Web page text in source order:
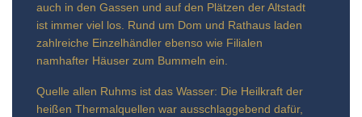
auch in den Gassen und auf den Plätzen der Altstadt
ist immer viel los. Rund um Dom und Rathaus laden
zahlreiche Einzelhändler ebenso wie Filialen
namhafter Häuser zum Bummeln ein.
Quelle allen Ruhms ist das Wasser: Die Heilkraft der
heißen Thermalquellen war ausschlaggebend dafür,